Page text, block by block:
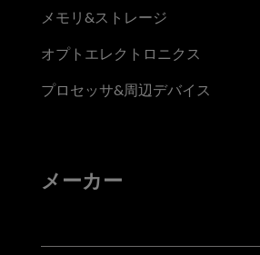
メモリ&ストレージ
オプトエレクトロニクス
プロセッサ&周辺デバイス
メーカー